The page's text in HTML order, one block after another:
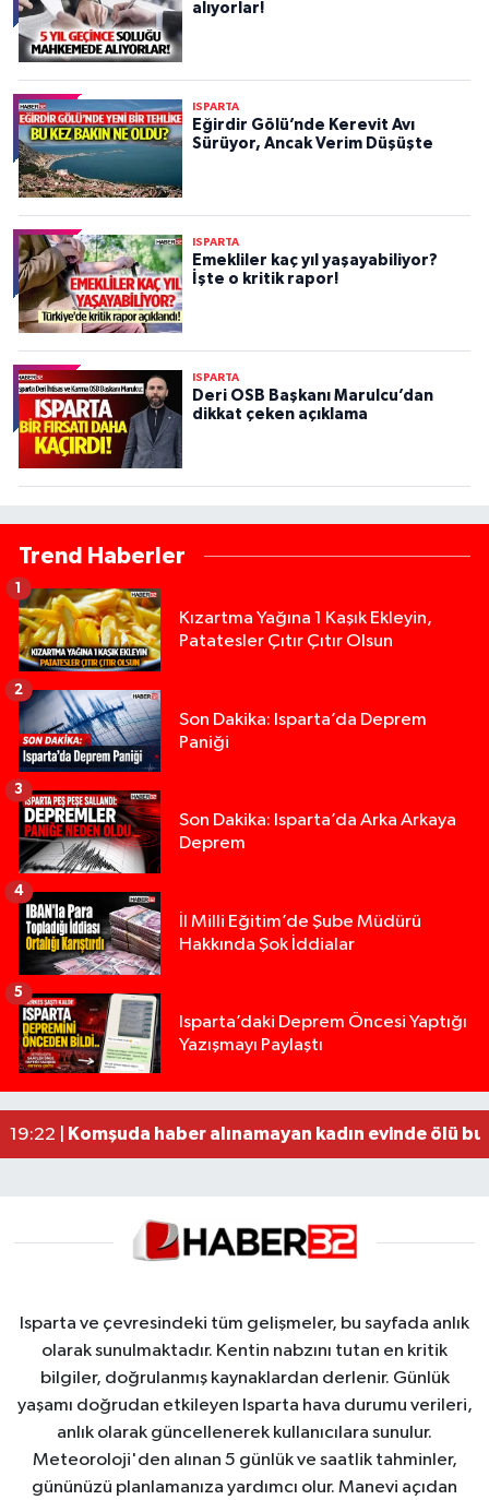
alıyorlar!
ISPARTA
Eğirdir Gölü’nde Kerevit Avı
Sürüyor, Ancak Verim Düşüşte
ISPARTA
Emekliler kaç yıl yaşayabiliyor?
İşte o kritik rapor!
ISPARTA
Deri OSB Başkanı Marulcu’dan
dikkat çeken açıklama
Trend Haberler
Kızartma Yağına 1 Kaşık Ekleyin,
Patatesler Çıtır Çıtır Olsun
1
Son Dakika: Isparta’da Deprem
Paniği
2
Son Dakika: Isparta’da Arka Arkaya
Deprem
3
İl Milli Eğitim’de Şube Müdürü
Hakkında Şok İddialar
4
Isparta’daki Deprem Öncesi Yaptığı
Yazışmayı Paylaştı
5
13:00 |Yığılca'da kardeşler arasındaki silahlı kavgada
12:48 |Tur teknesi çalışanlarının birbirine girdiği kavga
02:26 |MOTOSİKLETLE ÇARPIŞAN OTOMOBİL GÜL
19:22 |
Komşuda haber alınamayan kadın evinde ölü
Isparta ve çevresindeki tüm gelişmeler, bu sayfada anlık
olarak sunulmaktadır. Kentin nabzını tutan en kritik
bilgiler, doğrulanmış kaynaklardan derlenir. Günlük
yaşamı doğrudan etkileyen Isparta hava durumu verileri,
anlık olarak güncellenerek kullanıcılara sunulur.
Meteoroloji'den alınan 5 günlük ve saatlik tahminler,
gününüzü planlamanıza yardımcı olur. Manevi açıdan